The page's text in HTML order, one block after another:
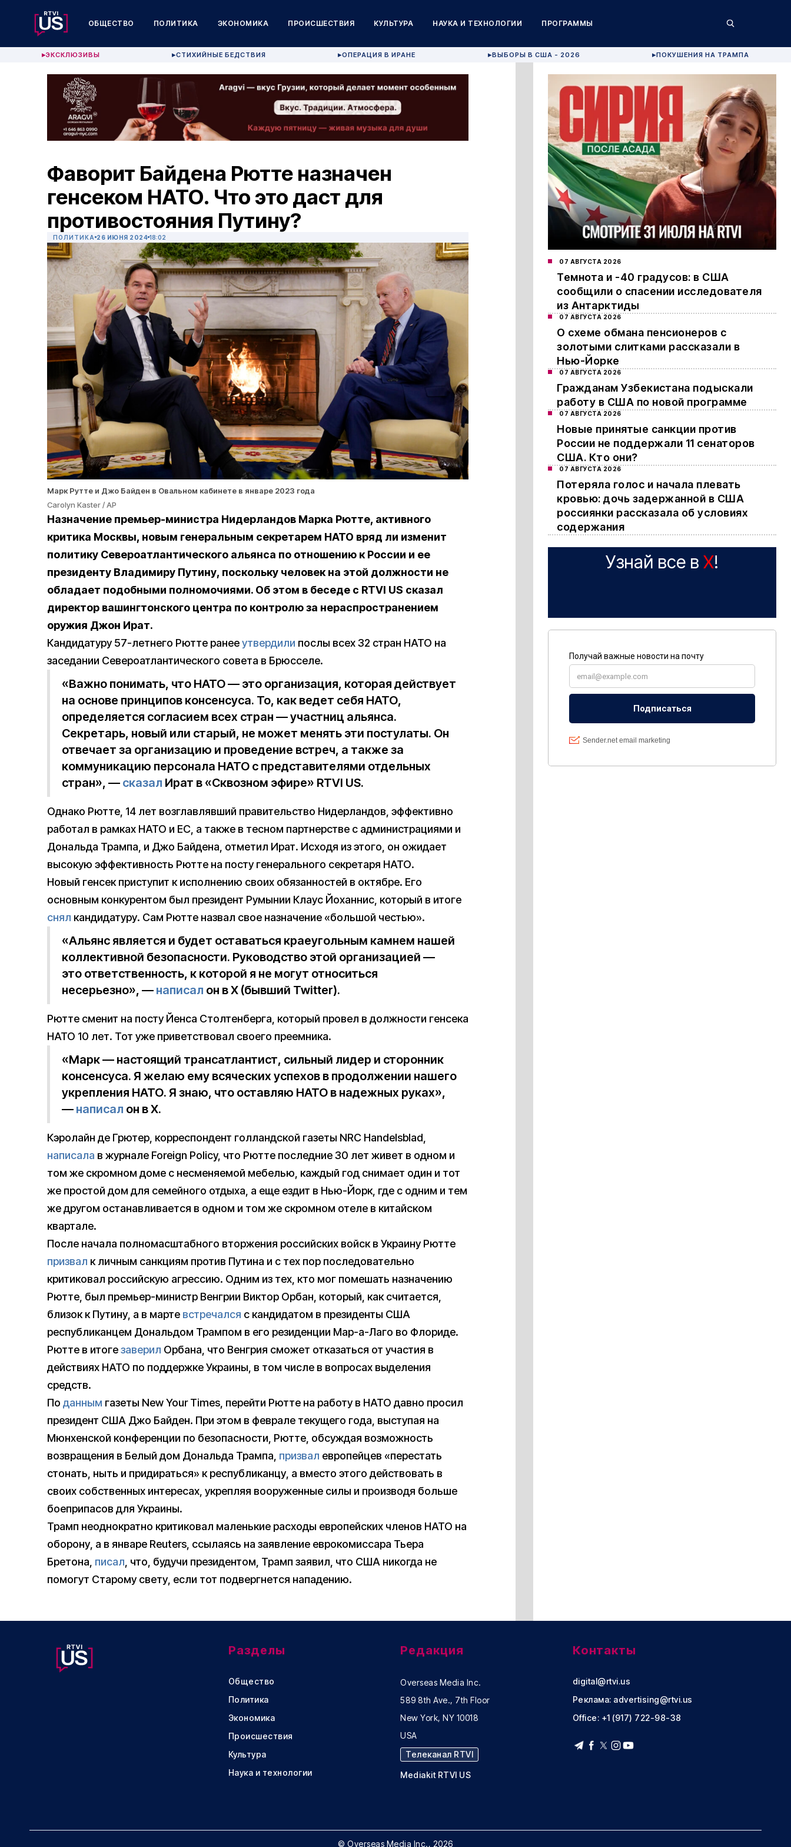
ОБЩЕСТВО ПОЛИТИКА ЭКОНОМИКА ПРОИСШЕСТВИЯ КУЛЬТУРА НАУКА И ТЕХНОЛОГИИ ПРОГРАММЫ
▶ЭКСКЛЮЗИВЫ ▶СТИХИЙНЫЕ БЕДСТВИЯ ▶ОПЕРАЦИЯ В ИРАНЕ ▶ВЫБОРЫ В США - 2026 ▶ПОКУШЕНИЯ НА ТРАМПА
Фаворит Байдена Рютте назначен
генсеком НАТО. Что это даст для
противостояния Путину?
ПОЛИТИКА 26 ИЮНЯ 2024 18:02
Марк Рутте и Джо Байден в Овальном кабинете в январе 2023 года
Carolyn Kaster / AP
Назначение премьер-министра Нидерландов Марка Рютте, активного
критика Москвы, новым генеральным секретарем НАТО вряд ли изменит
политику Североатлантического альянса по отношению к России и ее
президенту Владимиру Путину, поскольку человек на этой должности не
обладает подобными полномочиями. Об этом в беседе с RTVI US сказал
директор вашингтонского центра по контролю за нераспространением
оружия Джон Ират.
Кандидатуру 57-летнего Рютте ранееутвердили послы всех 32 стран НАТО на
заседании Североатлантического совета в Брюсселе.
«Важно понимать, что НАТО — это организация, которая действует
на основе принципов консенсуса. То, как ведет себя НАТО,
определяется согласием всех стран — участниц альянса.
Секретарь, новый или старый, не может менять эти постулаты. Он
отвечает за организацию и проведение встреч, а также за
коммуникацию персонала НАТО с представителями отдельных
стран», — сказал Ират в «Сквозном эфире» RTVI US.
Однако Рютте, 14 лет возглавлявший правительство Нидерландов, эффективно
работал в рамках НАТО и ЕС, а также в тесном партнерстве с администрациями и
Дональда Трампа, и Джо Байдена, отметил Ират. Исходя из этого, он ожидает
высокую эффективность Рютте на посту генерального секретаря НАТО.
Новый генсек приступит к исполнению своих обязанностей в октябре. Его
основным конкурентом был президент Румынии Клаус Йоханнис, который в итоге
снял кандидатуру. Сам Рютте назвал свое назначение «большой честью».
«Альянс является и будет оставаться краеугольным камнем нашей
коллективной безопасности. Руководство этой организацией —
это ответственность, к которой я не могут относиться
несерьезно», — написал он в X (бывший Twitter).
Рютте сменит на посту Йенса Столтенберга, который провел в должности генсека
НАТО 10 лет. Тот уже приветствовал своего преемника.
«Марк — настоящий трансатлантист, сильный лидер и сторонник
консенсуса. Я желаю ему всяческих успехов в продолжении нашего
укрепления НАТО. Я знаю, что оставляю НАТО в надежных руках»,
— написал он в X.
Кэролайн де Грютер, корреспондент голландской газеты NRC Handelsblad,
написала в журнале Foreign Policy, что Рютте последние 30 лет живет в одном и
том же скромном доме с несменяемой мебелью, каждый год снимает один и тот
же простой дом для семейного отдыха, а еще ездит в Нью-Йорк, где с одним и тем
же другом останавливается в одном и том же скромном отеле в китайском
квартале.
После начала полномасштабного вторжения российских войск в Украину Рютте
призвал к личным санкциям против Путина и с тех пор последовательно
критиковал российскую агрессию. Одним из тех, кто мог помешать назначению
Рютте, был премьер-министр Венгрии Виктор Орбан, который, как считается,
близок к Путину, а в марте встречался с кандидатом в президенты США
республиканцем Дональдом Трампом в его резиденции Мар-а-Лаго во Флориде.
Рютте в итогезаверил Орбана, что Венгрия сможет отказаться от участия в
действиях НАТО по поддержке Украины, в том числе в вопросах выделения
средств.
По данным газеты New Your Times, перейти Рютте на работу в НАТО давно просил
президент США Джо Байден. При этом в феврале текущего года, выступая на
Мюнхенской конференции по безопасности, Рютте, обсуждая возможность
возвращения в Белый дом Дональда Трампа, призвал европейцев «перестать
стонать, ныть и придираться» к республиканцу, а вместо этого действовать в
своих собственных интересах, укрепляя вооруженные силы и производя больше
боеприпасов для Украины.
Трамп неоднократно критиковал маленькие расходы европейских членов НАТО на
оборону, а в январе Reuters, ссылаясь на заявление еврокомиссара Тьера
Бретона, писал, что, будучи президентом, Трамп заявил, что США никогда не
помогут Старому свету, если тот подвергнется нападению.
07 АВГУСТА 2026
Темнота и -40 градусов: в США
сообщили о спасении исследователя
из Антарктиды
07 АВГУСТА 2026
О схеме обмана пенсионеров с
золотыми слитками рассказали в
Нью-Йорке
07 АВГУСТА 2026
Гражданам Узбекистана подыскали
работу в США по новой программе
07 АВГУСТА 2026
Новые принятые санкции против
России не поддержали 11 сенаторов
США. Кто они?
07 АВГУСТА 2026
Потеряла голос и начала плевать
кровью: дочь задержанной в США
россиянки рассказала об условиях
содержания
Узнай все в X!
Разделы
Общество
Политика
Экономика
Происшествия
Культура
Наука и технологии
Редакция
Overseas Media Inc.
589 8th Ave., 7th Floor
New York, NY 10018
USA
Телеканал RTVI
Mediakit RTVI US
Контакты
digital@rtvi.us
Реклама: advertising@rtvi.us
Office: +1 (917) 722-98-38
© Overseas Media Inc., 2026